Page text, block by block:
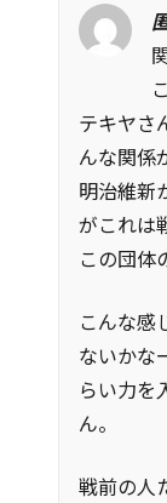
テキヤさ
んな関係
明治維新
がこれは
この団体
こんな感
ないかな
らい力を
ん。
戦前の人